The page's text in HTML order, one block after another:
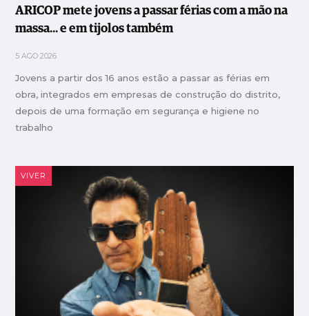
ARICOP mete jovens a passar férias com a mão na
massa... e em tijolos também
5 AGO 2026
Jovens a partir dos 16 anos estão a passar as férias em
obra, integrados em empresas de construção do distrito,
depois de uma formação em segurança e higiene no
trabalho
VIVER